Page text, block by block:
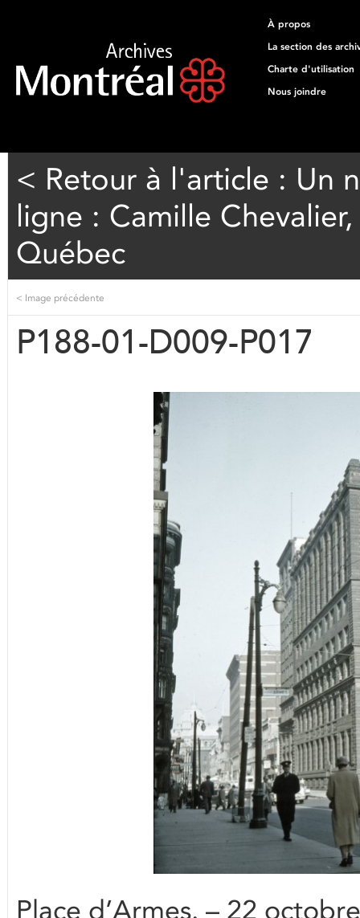
À propos
La section des
Charte d'utilisation
Nous joindre
< Retour à l'article : Un
ligne : Camille
Québec
< Image précédente
P188-01-D009-P017
Place d’Armes. – 22